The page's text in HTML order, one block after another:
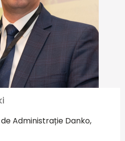
Administrație Danko,